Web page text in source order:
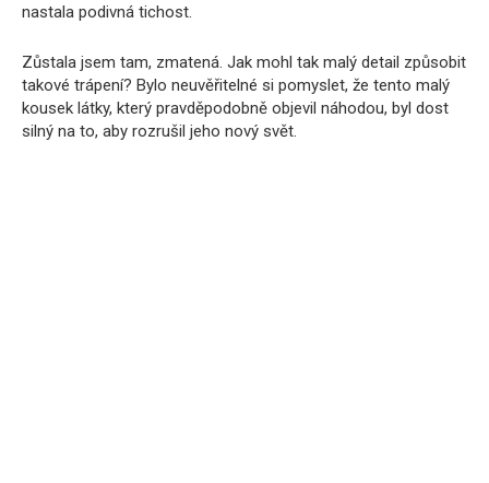
nastala podivná tichost.
Zůstala jsem tam, zmatená. Jak mohl tak malý detail způsobit
takové trápení? Bylo neuvěřitelné si pomyslet, že tento malý
kousek látky, který pravděpodobně objevil náhodou, byl dost
silný na to, aby rozrušil jeho nový svět.